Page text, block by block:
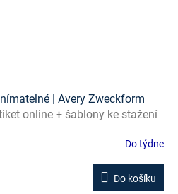
| Avery Zweckform
online + šablony ke stažení
Do týdne
Do košíku